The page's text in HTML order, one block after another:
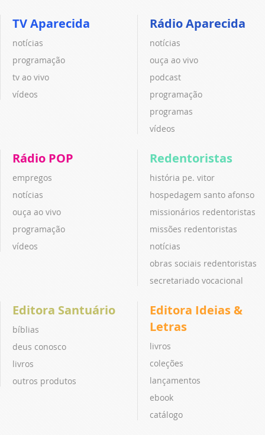
TV Aparecida
notícias
programação
tv ao vivo
vídeos
Rádio Aparecida
notícias
ouça ao vivo
podcast
programação
programas
vídeos
Rádio POP
empregos
notícias
ouça ao vivo
programação
vídeos
Redentoristas
história pe. vitor
hospedagem santo afonso
missionários redentoristas
missões redentoristas
notícias
obras sociais redentoristas
secretariado vocacional
Editora Santuário
bíblias
deus conosco
livros
outros produtos
Editora Ideias &
Letras
livros
coleções
lançamentos
ebook
catálogo